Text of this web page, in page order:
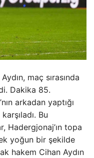
maç sırasında
Dakika 85.
arkadan yaptığı
Bu
Hadergjonaj’ın topa
yoğun bir şekilde
hakem Cihan Aydın